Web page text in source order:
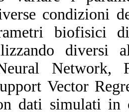
condizioni
biofisici
diversi
Network,
Vector
dati simulati in